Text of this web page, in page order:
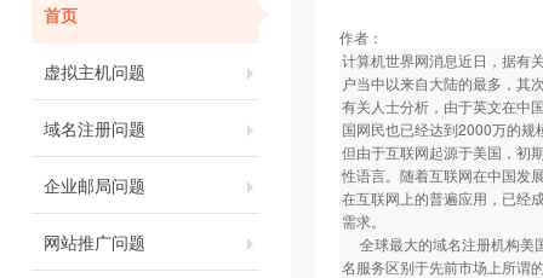
首页
虚拟主机问题
域名注册问题
企业邮局问题
网站推广问题
作者：
计算机世界网消息近日，据有
户当中以来自大陆的最多，其
有关人士分析，由于英文在中
国网民也已经达到2000万的
但由于互联网起源于美国，初
性语言。随着互联网在中国发
在互联网上的普遍应用，已经
需求。
全球最大的域名注册机构美
名服务区别于先前市场上所谓